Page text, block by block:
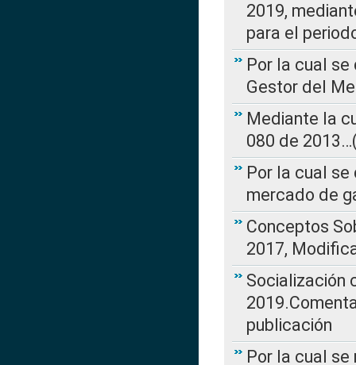
2019,
para el
Por la cual
Gestor del
Mediante la
080 de
Por la cual
mercado de
Conceptos
2017,
Socialización
publicación
Por la cual se